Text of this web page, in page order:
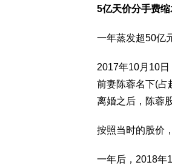
5亿天价分手费
一年蒸发超50亿
2017年10月10
前妻陈蓉名下(占
离婚之后，陈蓉
按照当时的股价
一年后，2018年